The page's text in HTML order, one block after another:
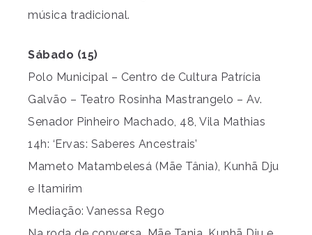
música tradicional.
Sábado (15)
Polo Municipal – Centro de Cultura Patrícia
Galvão – Teatro Rosinha Mastrangelo – Av.
Senador Pinheiro Machado, 48, Vila Mathias
14h: ‘Ervas: Saberes Ancestrais’
Mameto Matambelesá (Mãe Tânia), Kunhã Dju
e Itamirim
Mediação: Vanessa Rego